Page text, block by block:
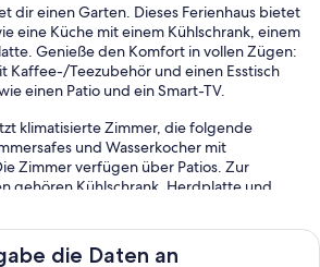
dir einen Garten. Dieses Ferienhaus bietet
eine Küche mit einem Kühlschrank, einem
Genieße den Komfort in vollen Zügen:
Kaffee-/Teezubehör und einen Esstisch
einen Patio und ein Smart-TV.
klimatisierte Zimmer, die folgende
und Wasserkocher mit
Zimmer verfügen über Patios. Zur
gehören Kühlschrank, Herdplatte und
Internetzugang (WLAN) zur Verfügung.
die Daten an